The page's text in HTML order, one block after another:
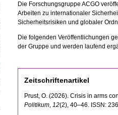
Die Forschungsgruppe ACGO
Arbeiten zu internationaler
Sicherheitsrisiken und globaler
Die folgenden Veröffentlichungen
der Gruppe und werden laufend
Zeitschriftenartikel
Prust, O. (2026). Crisis in arms
Politikum, 12(2), 40–46. ISSN: